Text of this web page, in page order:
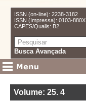
ISSN (on-line): 2238-3182
ISSN (Impressa): 0103-880X
CAPES/Qualis: B2
Busca Avançada
Volume: 25. 4